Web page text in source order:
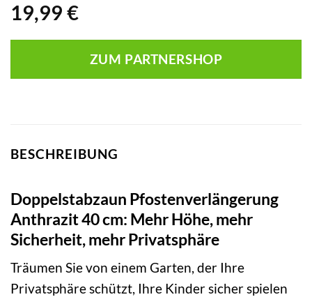
19,99 €
ZUM PARTNERSHOP
BESCHREIBUNG
Doppelstabzaun Pfostenverlängerung
Anthrazit 40 cm: Mehr Höhe, mehr
Sicherheit, mehr Privatsphäre
Träumen Sie von einem Garten, der Ihre
Privatsphäre schützt, Ihre Kinder sicher spielen